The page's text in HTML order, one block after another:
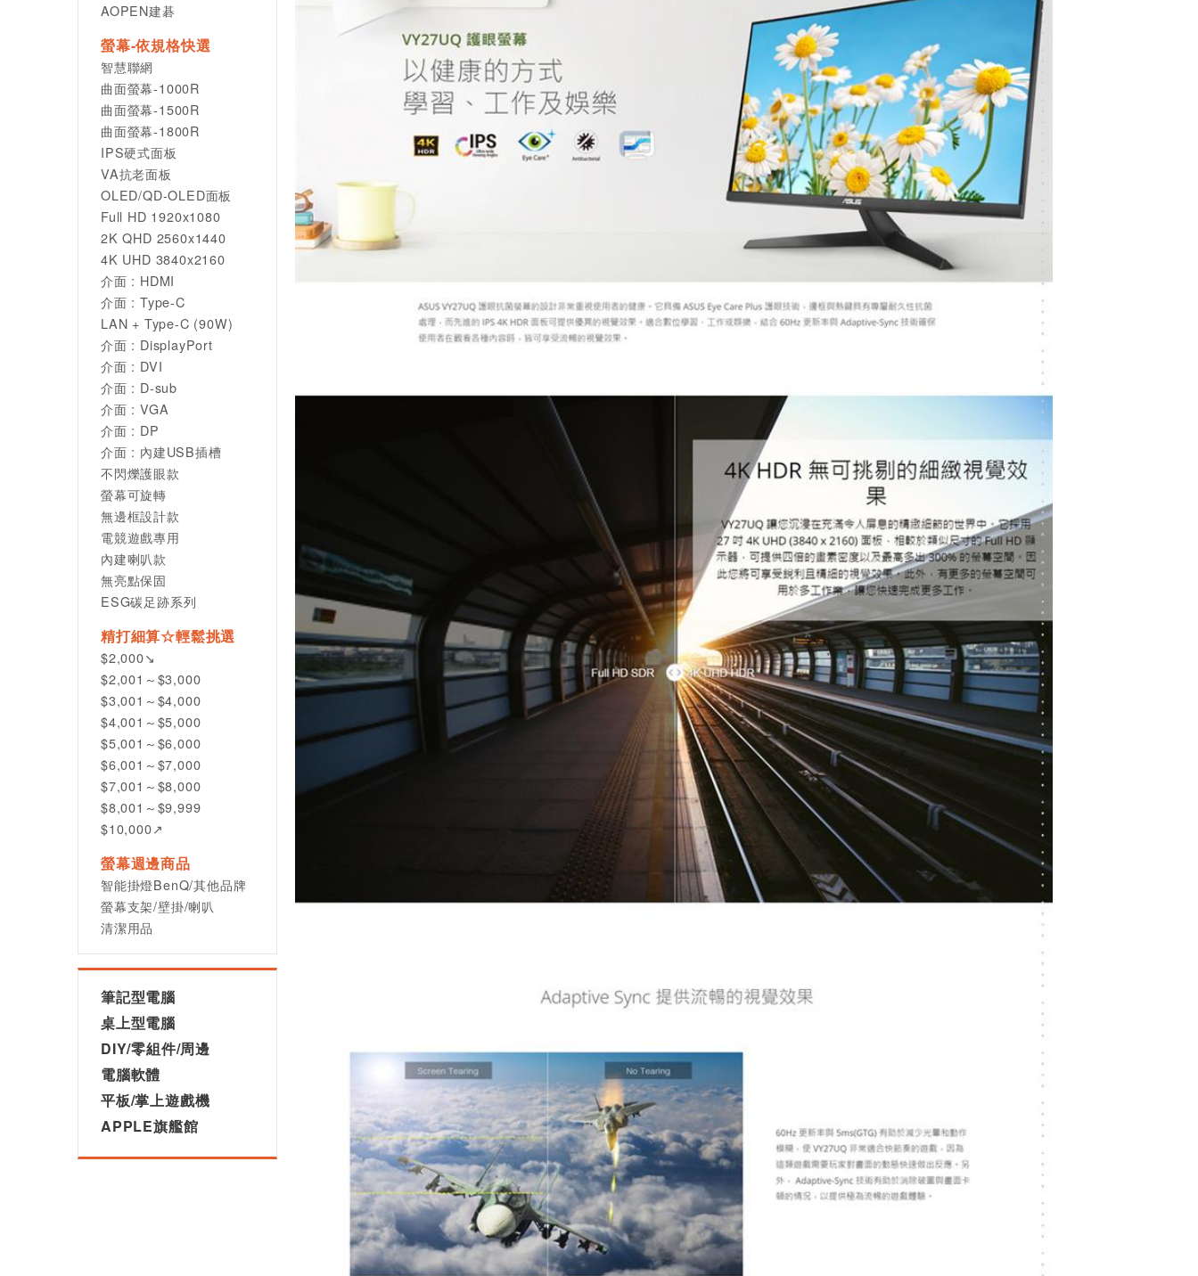
AOPEN建碁
螢幕-依規格快選
智慧聯網
曲面螢幕-1000R
曲面螢幕-1500R
曲面螢幕-1800R
IPS硬式面板
VA抗老面板
OLED/QD-OLED面板
Full HD 1920x1080
2K QHD 2560x1440
4K UHD 3840x2160
介面 : HDMI
介面 : Type-C
LAN + Type-C (90W)
介面 : DisplayPort
介面 : DVI
介面 : D-sub
介面 : VGA
介面 : DP
介面 : 內建USB插槽
不閃爍護眼款
螢幕可旋轉
無邊框設計款
電競遊戲專用
內建喇叭款
無亮點保固
ESG碳足跡系列
精打細算☆輕鬆挑選
$2,000↘
$2,001～$3,000
$3,001～$4,000
$4,001～$5,000
$5,001～$6,000
$6,001～$7,000
$7,001～$8,000
$8,001～$9,999
$10,000↗
螢幕週邊商品
智能掛燈BenQ/其他品牌
螢幕支架/壁掛/喇叭
清潔用品
筆記型電腦
桌上型電腦
DIY/零組件/周邊
電腦軟體
平板/掌上遊戲機
APPLE旗艦館